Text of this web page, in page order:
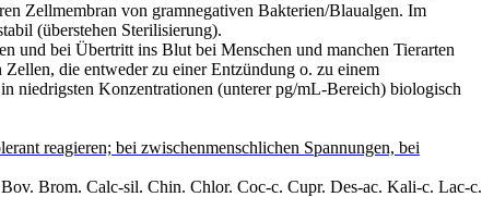
Zellmembran von gramnegativen Bakterien/Blaualgen. Im
(überstehen Sterilisierung).
und bei Übertritt ins Blut bei Menschen und manchen Tierarten
die entweder zu einer Entzündung o. zu einem
niedrigsten Konzentrationen (untererpg/mL-Bereich) biologisch
reagieren; bei zwischenmenschlichen Spannungen, bei
Bov. Brom. Calc-sil. Chin. Chlor. Coc-c. Cupr. Des-ac. Kali-c. Lac-c.